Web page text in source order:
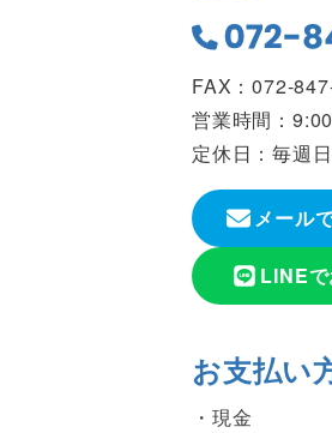
FAX：072-
営業時間：
定休日：毎週
メール
LINE
お支払い
現金